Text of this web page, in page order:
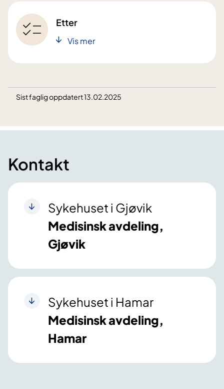
Etter
Vis mer
Sist faglig oppdatert 13.02.2025
Kontakt
Sykehuset i Gjøvik
Medisinsk avdeling,
Gjøvik
Sykehuset i Hamar
Medisinsk avdeling,
Hamar